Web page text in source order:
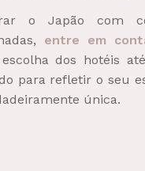
o Japão com
entre em
dos hotéis
para refletir o seu
única.